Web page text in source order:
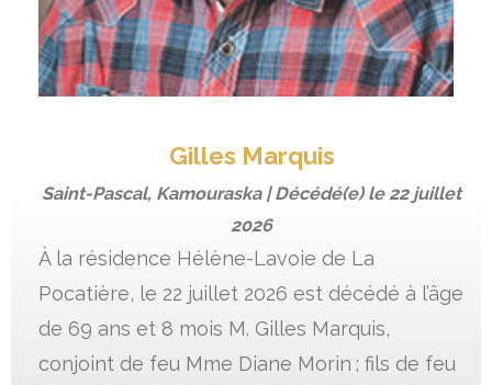
Gilles Marquis
Saint-Pascal, Kamouraska | Décédé(e) le 22 juillet
2026
À la résidence Hélène-Lavoie de La
Pocatière, le 22 juillet 2026 est décédé à l’âge
de 69 ans et 8 mois M. Gilles Marquis,
conjoint de feu Mme Diane Morin ; fils de feu